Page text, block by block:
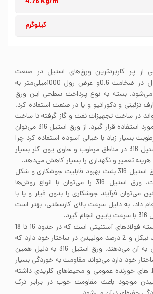
کیلوگرم
استیل 316 یکی از پر کاربردترین ورق‌های استیل در صنعت
می‌باشد. این محصول در ضخامت 0.6و عرض رول 1000میلی‌متر به
بسته به نوع پرداخت سطحی این ورق
تزئینی و دکوراتیو و یا در صنعت استفاده کرد.
316 می‌تواند در ساخت تجهیزات نفت و گاز گرفته تا ساخت
ماشین آلات صنعتی مورد استفاده قرار گیرد. از ورق استیل 316 می‌توان
بسیار زیاد با خیالی آسوده استفاده کرد چرا
که طول عمر ورق استیل 316 در مناطق مرطوب و حاوی یون کلر بسیار
هزینه تعمیر و نگهداری را بسیار کاهش می‌دهد.
محتوای کم کربن ورق استیل 316 باعث بهبود قابلیت جوشکاری و شکل
پذیری آن شده است. ورق استیل 316 را می‌توان با انواع روش‌ها
می‌توان فرآیند جوشکاری را بدون فیلر و یا با
داد. به دلیل سرعت بالای کارسختی، بهتر است
ورق استیل 316 از دسته فولادهای آستنیتی است که در حدود 16 تا 18
درصد کروم، 10 درصد نیکل و 2 درصد مولیبدن در ساختار خود دارد که
هرکدام ویژگی خاصی به آن می‌دهند. ورق استیل 316 به دلیل همین
خود دارد می‌تواند مقاومت به خوردگی بسیار
های خورنده عمومی و محیط‌های کلریدی داشته
موجود باعث مقاومت خوب در برابر ترک